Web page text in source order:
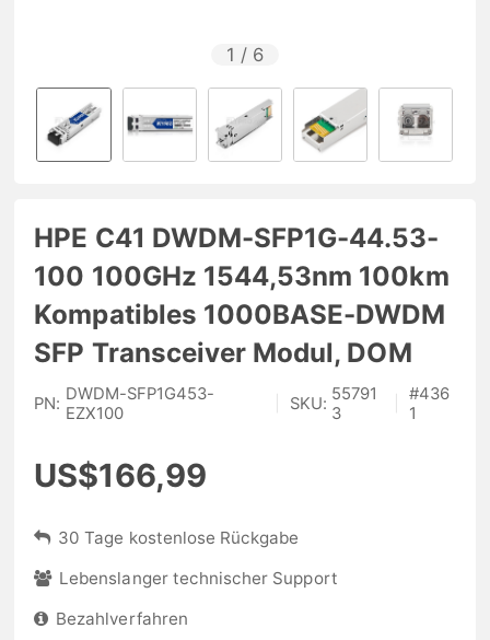
1 / 6
HPE C41 DWDM-SFP1G-44.53-
100 100GHz 1544,53nm 100km
Kompatibles 1000BASE-DWDM
SFP Transceiver Modul, DOM
PN: DWDM-SFP1G453-
EZX100
SKU: 55791
3
#436
1
US$166,99
30 Tage kostenlose Rückgabe
Lebenslanger technischer Support
Bezahlverfahren